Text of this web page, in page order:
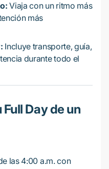
Viaja con un ritmo más
más
Incluye transporte, guía,
durante todo el
Day de un
las 4:00 a.m. con